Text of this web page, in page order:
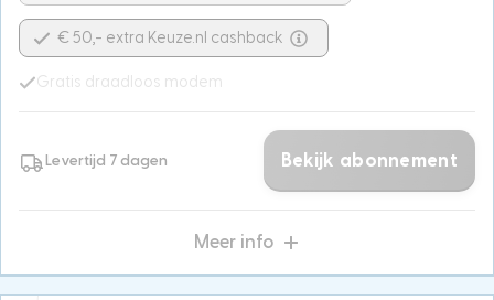
€ 50,- extra Keuze.nl cashback
Gratis draadloos modem
Meer info
Bekijk abonnement
Levertijd 7 dagen